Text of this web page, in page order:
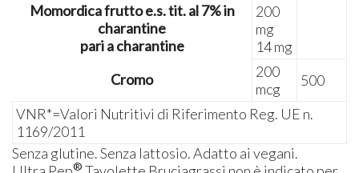
Momordica frutto e.s. tit. al 7% in
charantine
pari a charantine
200
mg
14 mg
Cromo
200
mcg
500
VNR*=Valori Nutritivi di Riferimento Reg. UE n.
1169/2011
Senza glutine. Senza lattosio. Adatto ai vegani.
®